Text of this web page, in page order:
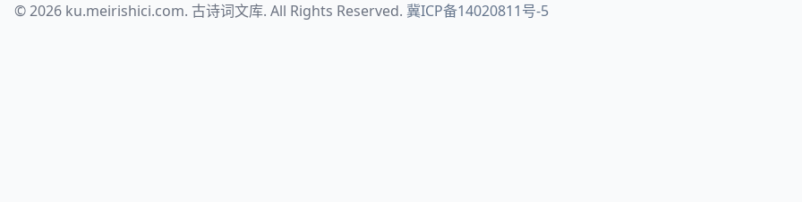
© 2026 ku.meirishici.com. 古诗词文库. All Rights Reserved. 冀ICP备14020811号-5